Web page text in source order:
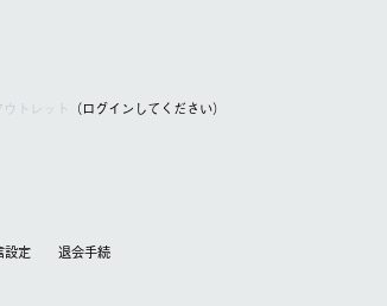
ウトレット （ログインしてください）
設定 退会⼿続